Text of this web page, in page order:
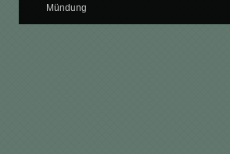
Mündung